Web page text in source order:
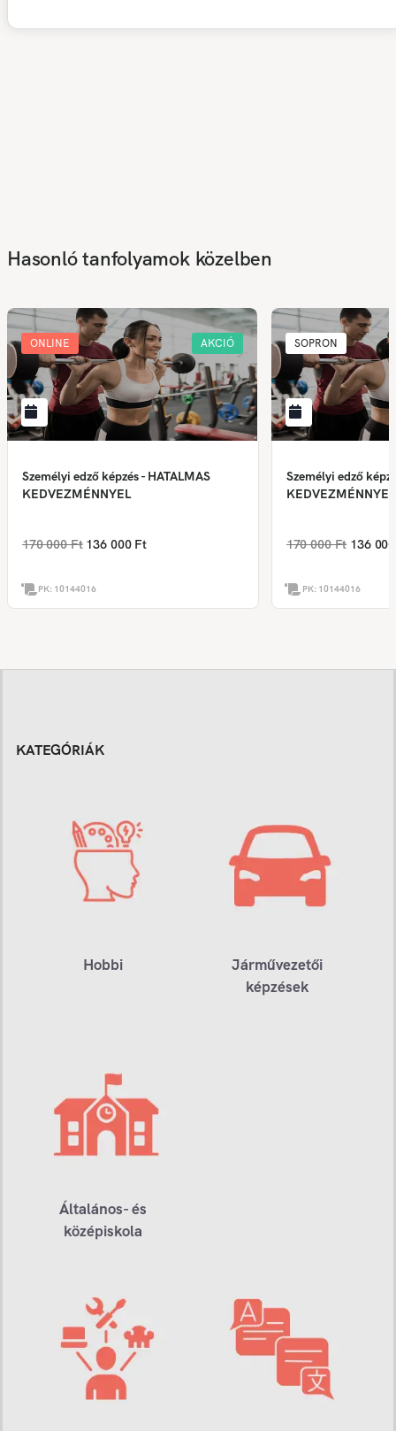
Hasonló tanfolyamok közelben
ONLINE AKCIÓ
Személyi edző képzés - HATALMAS
KEDVEZMÉNNYEL
170 000 Ft 136 000 Ft
PK: 10144016
SOPRON
Személyi edző
KEDVEZMÉNNYEL
170 000 Ft 136
PK: 10144016
KATEGÓRIÁK
Hobbi
Járművezetői
képzések
Általános- és
középiskola